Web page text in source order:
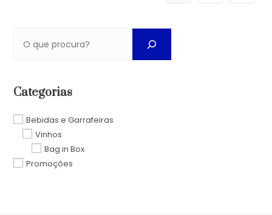
Categorias
Bebidas e Garrafeiras
Vinhos
Bag in Box
Promoções